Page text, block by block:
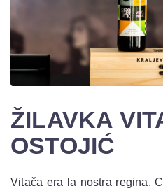
ŽILAVKA
OSTOJIĆ
Vitača era la nostra regina.